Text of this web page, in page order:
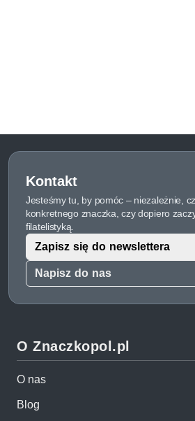
Kontakt
Jesteśmy tu, by pomóc – niezależnie,
konkretnego znaczka, czy dopiero
filatelistyką.
Napisz do nas
Zapisz się do newslettera
O Znaczkopol.pl
O nas
Blog